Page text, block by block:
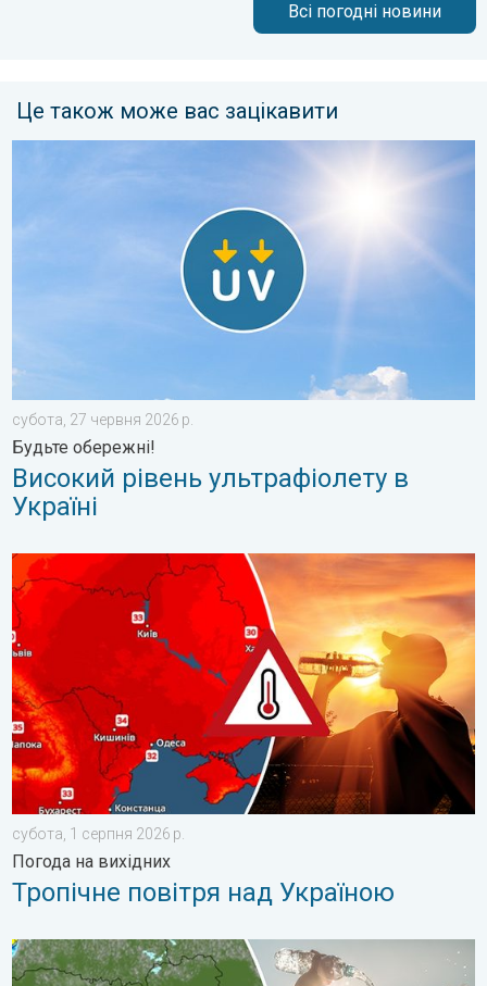
Всі погодні новини
Це також може вас зацікавити
Високий рівень ультрафіолету в Україні. Будьте
субота, 27 червня 2026 р.
Будьте обережні!
Високий рівень ультрафіолету в
Україні
Тропічне повітря над Україною. Погода на вихідних. . .
субота, 1 серпня 2026 р.
Погода на вихідних
Тропічне повітря над Україною
Занадто багато сонця для мозку. Сонячний удар. . .